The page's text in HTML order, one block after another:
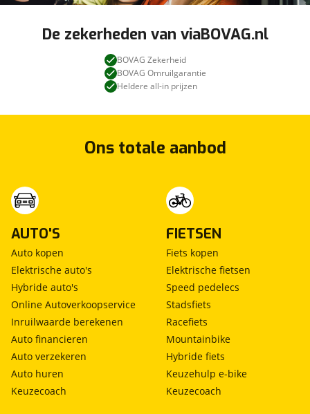
De zekerheden van viaBOVAG.nl
BOVAG Zekerheid
BOVAG Omruilgarantie
Heldere all-in prijzen
Ons totale aanbod
AUTO'S
Auto kopen
Elektrische auto's
Hybride auto's
Online Autoverkoopservice
Inruilwaarde berekenen
Auto financieren
Auto verzekeren
Auto huren
Keuzecoach
FIETSEN
Fiets kopen
Elektrische fietsen
Speed pedelecs
Stadsfiets
Racefiets
Mountainbike
Hybride fiets
Keuzehulp e-bike
Keuzecoach